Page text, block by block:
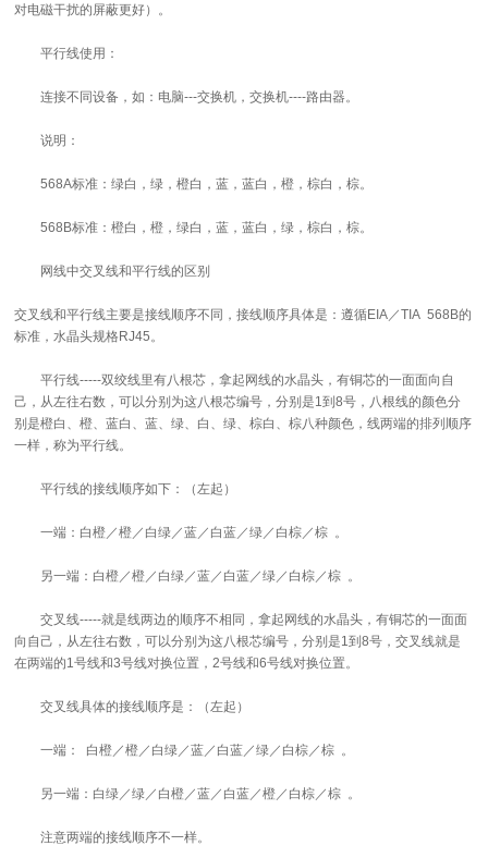
对电磁干扰的屏蔽更好）。
平行线使用：
连接不同设备，如：电脑---交换机，交换机----路由器。
说明：
568A标准：绿白，绿，橙白，蓝，蓝白，橙，棕白，棕。
568B标准：橙白，橙，绿白，蓝，蓝白，绿，棕白，棕。
网线中交叉线和平行线的区别
交叉线和平行线主要是接线顺序不同，接线顺序具体是：遵循EIA／TIA 568B的
标准，水晶头规格RJ45。
平行线-----双绞线里有八根芯，拿起网线的水晶头，有铜芯的一面面向自
己，从左往右数，可以分别为这八根芯编号，分别是1到8号，八根线的颜色分
别是橙白、橙、蓝白、蓝、绿、白、绿、棕白、棕八种颜色，线两端的排列顺序
一样，称为平行线。
平行线的接线顺序如下：（左起）
一端：白橙／橙／白绿／蓝／白蓝／绿／白棕／棕 。
另一端：白橙／橙／白绿／蓝／白蓝／绿／白棕／棕 。
交叉线-----就是线两边的顺序不相同，拿起网线的水晶头，有铜芯的一面面
向自己，从左往右数，可以分别为这八根芯编号，分别是1到8号，交叉线就是
在两端的1号线和3号线对换位置，2号线和6号线对换位置。
交叉线具体的接线顺序是：（左起）
一端： 白橙／橙／白绿／蓝／白蓝／绿／白棕／棕 。
另一端：白绿／绿／白橙／蓝／白蓝／橙／白棕／棕 。
注意两端的接线顺序不一样。